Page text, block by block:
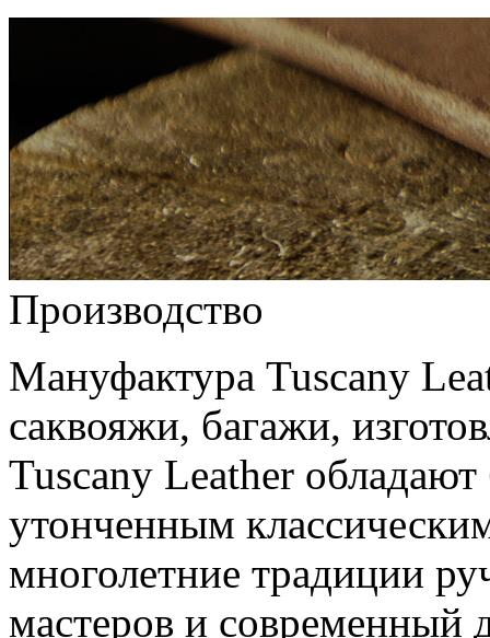
Производство
Мануфактура Tuscany
саквояжи, багажи,
Tuscany Leather
утонченным
многолетние традиции
мастеров и